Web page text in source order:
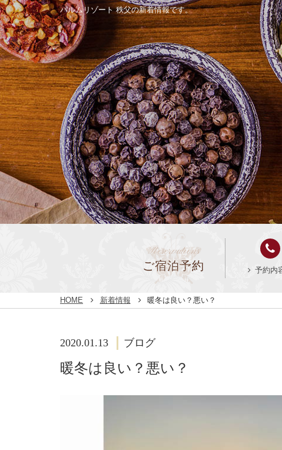
パルムリゾート 秩父の新着情報です。
Reservations
ご宿泊予約 予約内
HOME 新着情報 暖冬は良い？悪い？
2020.01.13 ブログ
暖冬は良い？悪い？
REBORN
温泉・館内 ア